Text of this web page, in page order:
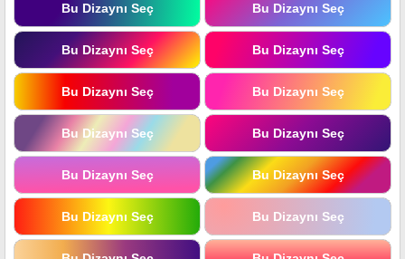
Bu Dizaynı Seç Bu Dizaynı Seç
Bu Dizaynı Seç Bu Dizaynı Seç
Bu Dizaynı Seç Bu Dizaynı Seç
Bu Dizaynı Seç Bu Dizaynı Seç
Bu Dizaynı Seç Bu Dizaynı Seç
Bu Dizaynı Seç Bu Dizaynı Seç